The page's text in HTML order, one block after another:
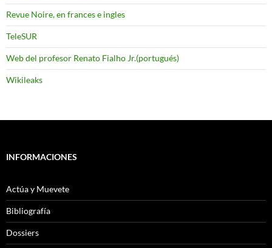
Revue Noire, en frances e ingles
TeleSUR
Web del profesor Renato Fialho Jr.(portugués)
Wikileaks
INFORMACIONES
Actúa y Muevete
Bibliografía
Dossiers